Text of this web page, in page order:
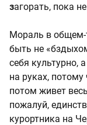
загорать, пока
Мораль в общем-
быть не
себя культурно,
на руках,
потом живет
пожалуй,
курортника на